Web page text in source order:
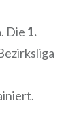
Die 1.